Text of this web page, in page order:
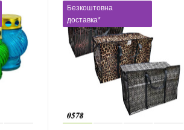
Безкоштовна
доставка*